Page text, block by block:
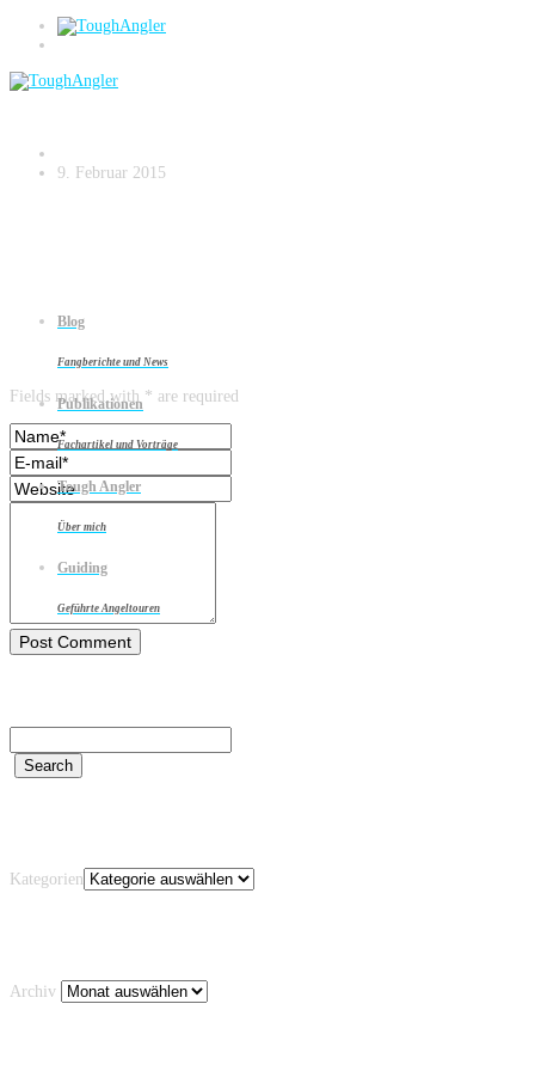
Blog
Fangberichte und News
Publikationen
Fachartikel und Vorträge
Tough Angler
Über mich
Guiding
Geführte Angeltouren
Zanderangeln am Strom – small.045
9. Februar 2015
Leave a reply
Fields marked with * are required
Kategorien
Archiv